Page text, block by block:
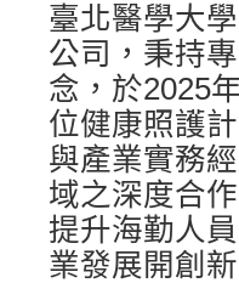
臺北醫學大
公司，秉持
念，於2025
位健康照護
與產業實務
域之深度合
提升海勤人
業發展開創新